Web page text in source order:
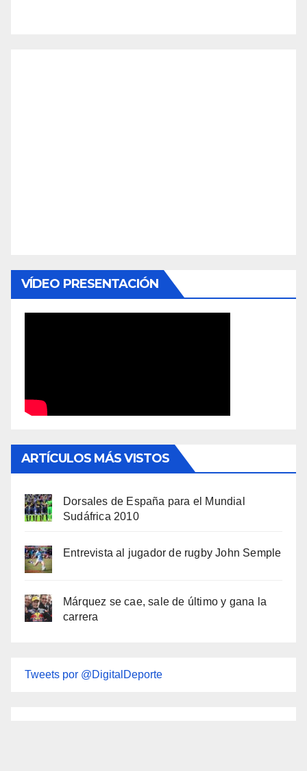
VÍDEO PRESENTACIÓN
ARTÍCULOS MÁS VISTOS
Dorsales de España para el Mundial
Sudáfrica 2010
Entrevista al jugador de rugby John Semple
Márquez se cae, sale de último y gana la
carrera
Tweets por @DigitalDeporte